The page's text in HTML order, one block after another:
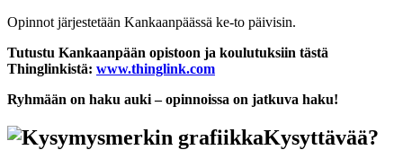
Opinnot järjestetään Kankaanpäässä ke-to päivisin.
Tutustu Kankaanpään opistoon ja koulutuksiin tästä
Thinglinkistä: www.thinglink.com
Ryhmään on haku auki – opinnoissa on jatkuva haku!
Kysyttävää?